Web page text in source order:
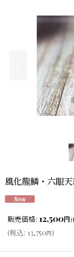
風化龍鱗・六眼
販売価格: 12,500円(
(税込: 13,750円)